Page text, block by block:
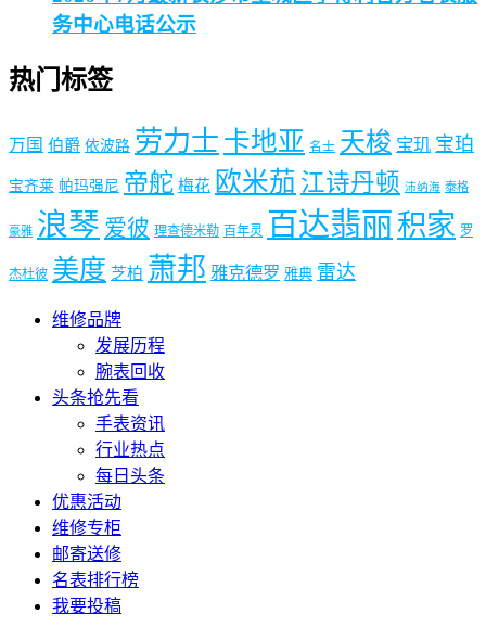
务中心电话公示
热门标签
万国 伯爵 依波路 劳力士 卡地亚 名士 天梭 宝玑 宝珀
宝齐莱 帕玛强尼 帝舵 梅花 欧米茄 江诗丹顿 沛纳海 泰格
豪雅 浪琴 爱彼 理查德米勒 百年灵 百达翡丽 积家 罗
杰杜彼 美度 芝柏 萧邦 雅克德罗 雅典 雷达
维修品牌
发展历程
腕表回收
头条抢先看
手表资讯
行业热点
每日头条
优惠活动
维修专柜
邮寄送修
名表排行榜
我要投稿